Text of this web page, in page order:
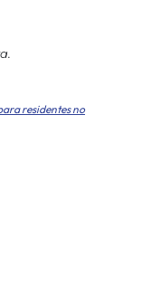
residentes no